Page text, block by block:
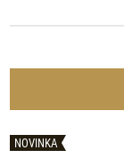
NOVINKA